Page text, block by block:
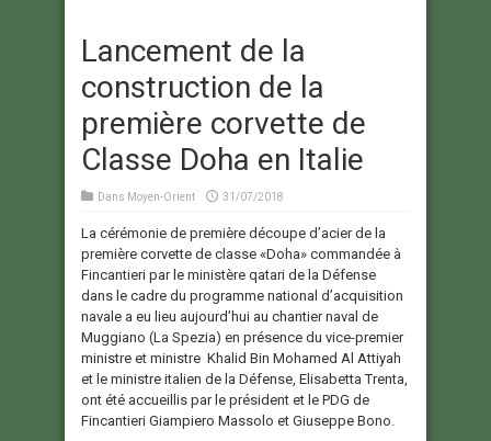
Lancement de la
construction de la
première corvette de
Classe Doha en Italie
Dans Moyen-Orient 31/07/2018
La cérémonie de première découpe d’acier de la
première corvette de classe «Doha» commandée à
Fincantieri par le ministère qatari de la Défense
dans le cadre du programme national d’acquisition
navale a eu lieu aujourd’hui au chantier naval de
Muggiano (La Spezia) en présence du vice-premier
ministre et ministre Khalid Bin Mohamed Al Attiyah
et le ministre italien de la Défense, Elisabetta Trenta,
ont été accueillis par le président et le PDG de
Fincantieri Giampiero Massolo et Giuseppe Bono.